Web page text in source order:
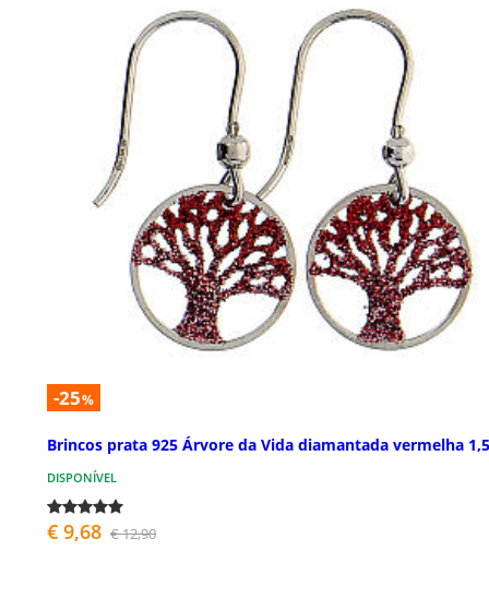
-25%
Brincos prata 925 Árvore da Vida diamantada vermelha
DISPONÍVEL
€ 9,68 € 12,90